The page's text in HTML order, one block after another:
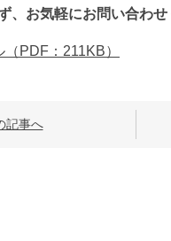
、お気軽にお問い合わせ
PDF：211KB）
記事へ